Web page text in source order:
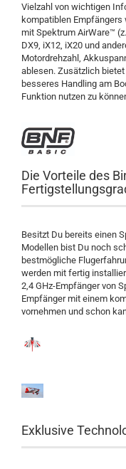
Vielzahl von wichtigen
kompatiblen Empfängers
mit Spektrum AirWare™
DX9, iX12, iX20 und
Motordrehzahl,
ablesen. Zusätzlich
besseres Handling am
Funktion nutzen zu
Die Vorteile des
Besitzt Du bereits einen
Modellen bist Du noch
bestmögliche
werden mit fertig
2,4 GHz-Empfänger von
Empfänger mit einem
vornehmen und schon
Exklusive